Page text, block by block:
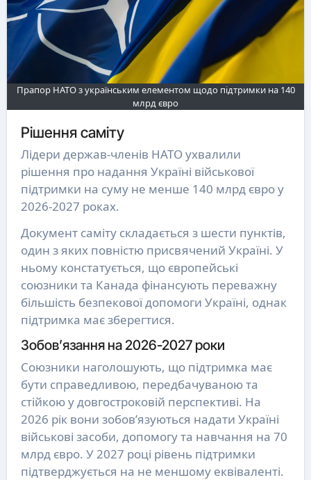
Прапор НАТО з українським елементом щодо підтримки на 140
млрд євро
Рішення саміту
Лідери держав-членів НАТО ухвалили
рішення про надання Україні військової
підтримки на суму не менше 140 млрд євро у
2026-2027 роках.
Документ саміту складається з шести пунктів,
один з яких повністю присвячений Україні. У
ньому констатується, що європейські
союзники та Канада фінансують переважну
більшість безпекової допомоги Україні, однак
підтримка має зберегтися.
Зобов’язання на 2026-2027 роки
Союзники наголошують, що підтримка має
бути справедливою, передбачуваною та
стійкою у довгостроковій перспективі. На
2026 рік вони зобов’язуються надати Україні
військові засоби, допомогу та навчання на 70
млрд євро. У 2027 році рівень підтримки
підтверджується на не меншому еквіваленті.